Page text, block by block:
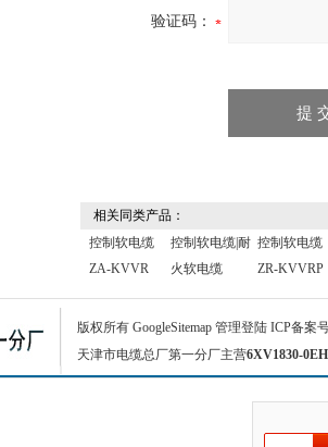
验证码：
相关同类产品：
控制软电缆
ZA-KVVR
控制软电缆|耐
火软电缆
控制软电缆
ZR-KVVRP
版权所有 GoogleSitemap 管理登陆 ICP备案
天津市电缆总厂第一分厂主营6XV1830-